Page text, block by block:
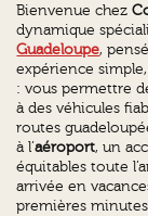
Bienvenue chez
dynamique
Guadeloupe,
expérience
: vous permettre
à des véhicules
routes
à l’aéroport, un
équitables toute
arrivée en
premières